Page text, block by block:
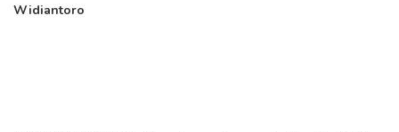
Widiantoro